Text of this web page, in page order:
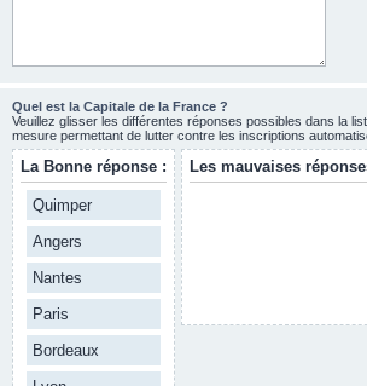
Quel est la Capitale de la France ?
Veuillez glisser les différentes réponses possibles dans la
mesure permettant de lutter contre les inscriptions
La Bonne réponse :
Quimper
Angers
Nantes
Paris
Bordeaux
Les mauvaises